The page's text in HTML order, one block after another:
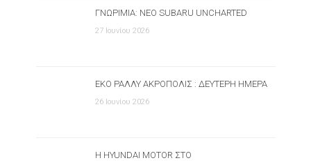
ΓΝΩΡΙΜΊΑ: ΝΈΟ SUBARU UNCHARTED
27 Ιουνίου 2026
ΕΚΟ ΡΆΛΛΥ ΑΚΡΌΠΟΛΙΣ : ΔΕΎΤΕΡΗ ΗΜΈΡΑ
26 Ιουνίου 2026
Η HYUNDAI MOTOR ΣΤΟ